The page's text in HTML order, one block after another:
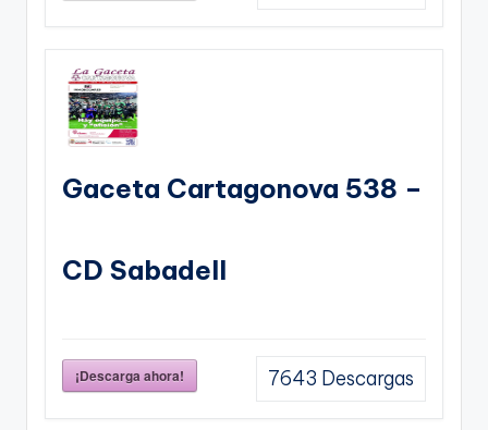
Gaceta Cartagonova 538 –
CD Sabadell
¡Descarga ahora! 7643 Descargas